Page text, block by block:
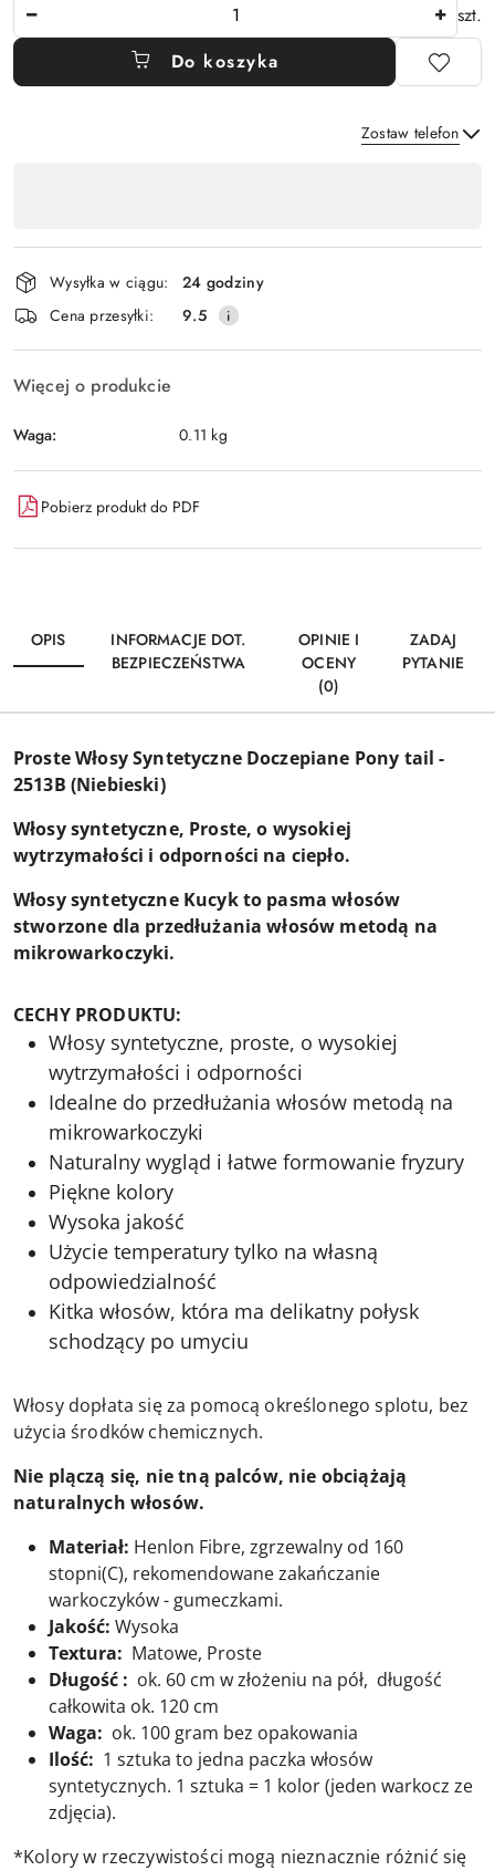
szt.
Do koszyka
Zostaw telefon
płatność
i
dostawa
Wysyłka w ciągu:
24 godziny
Cena przesyłki:
9.5
Więcej o produkcie
Waga: 0.11 kg
Pobierz produkt do PDF
OPIS
INFORMACJE DOT.
BEZPIECZEŃSTWA
OPINIE I
OCENY
(0)
ZADAJ
PYTANIE
ProsteWłosy Syntetyczne Doczepiane Pony tail -
2513B (Niebieski)
Włosy syntetyczne, Proste, o wysokiej
wytrzymałości i odporności na ciepło.
Włosy syntetyczne Kucyk to pasma włosów
stworzone dla przedłużania włosów metodą na
mikrowarkoczyki.
CECHY PRODUKTU:
Włosy syntetyczne, proste, o wysokiej
wytrzymałości i odporności
Idealne do przedłużania włosów metodą na
mikrowarkoczyki
Naturalny wygląd i łatwe formowanie fryzury
Piękne kolory
Wysoka jakość
Użycie temperatury tylko na własną
odpowiedzialność
Kitka włosów, która ma delikatny połysk
schodzący po umyciu
Włosy dopłata się za pomocą określonego splotu, bez
użycia środków chemicznych.
Nie plączą się, nie tną palców, nie obciążają
naturalnych włosów.
Materiał: Henlon Fibre, zgrzewalny od 160
stopni(C), rekomendowane zakańczanie
warkoczyków - gumeczkami.
Jakość: Wysoka
Textura: Matowe, Proste
Długość : ok. 60 cm w złożeniu na pół, długość
całkowita ok. 120 cm
Waga: ok. 100 gram bez opakowania
Ilość: 1 sztuka to jedna paczka włosów
syntetycznych. 1 sztuka = 1 kolor (jeden warkocz ze
zdjęcia).
*Kolory w rzeczywistości mogą nieznacznie różnić się